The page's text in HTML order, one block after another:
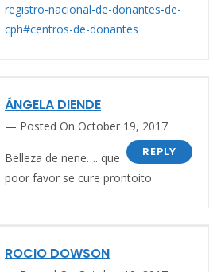
registro-nacional-de-donantes-de-
cph#centros-de-donantes
ÁNGELA DIENDE
Posted On October 19, 2017
REPLY
Belleza de nene…. que
poor favor se cure prontoito
ROCIO DOWSON